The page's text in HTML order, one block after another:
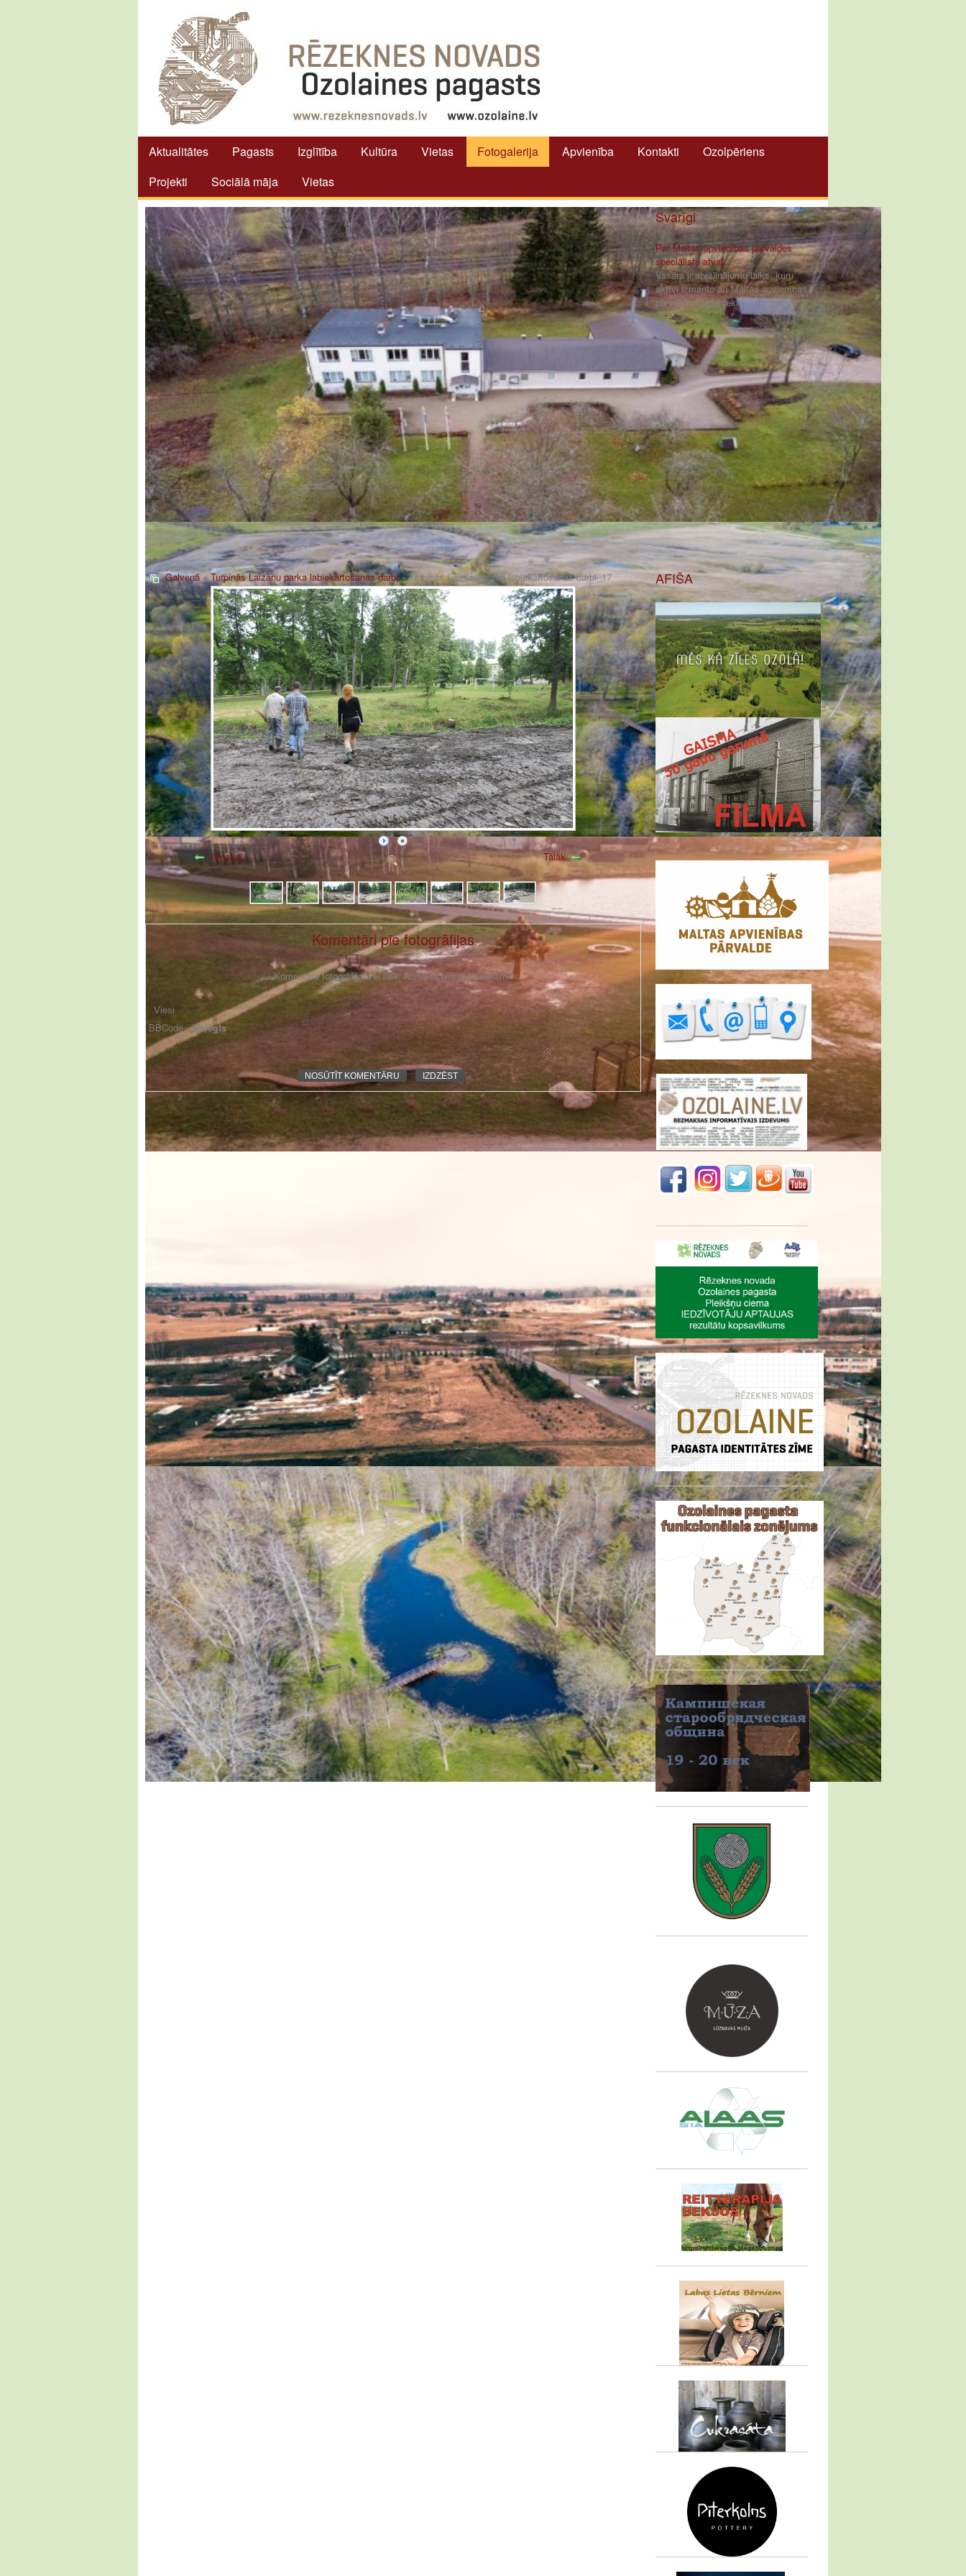
Aktualitātes Pagasts Izglītība Kultūra Vietas Fotogalerija Apvienība Kontakti
Ozolpēriens
Projekti
Sociālā māja Vietas
Svarīgi
Par Maltas apvienības pārvaldes
speciālistu atvaļi...
Vasara ir atvaļinājumu laiks, kuru
aktīvi izmanto arī Maltas apvienības
pārvaldes darbinieki [ ... ]
Galvenā»Turpinās Laizānu parka labiekārtošanas darbi» Turpinās Laizānu parka labiekārtošanas darbi_17
Atpakaļ Tālāk
Komentāri pie fotogrāfijas
Komentāra fotogrāfijai vēl nav. Atstājiet pirmo atsauksmi!
BBCode -izslēgts
AFIŠA